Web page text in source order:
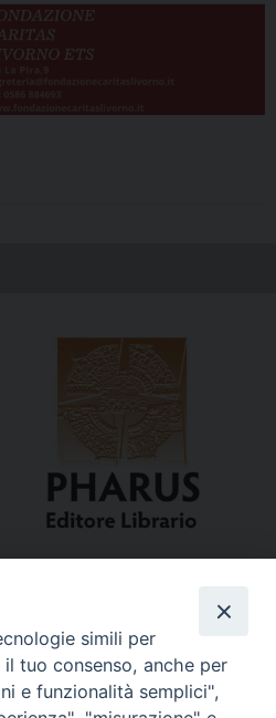
simili per
tuo consenso, anche per
e funzionalità semplici",